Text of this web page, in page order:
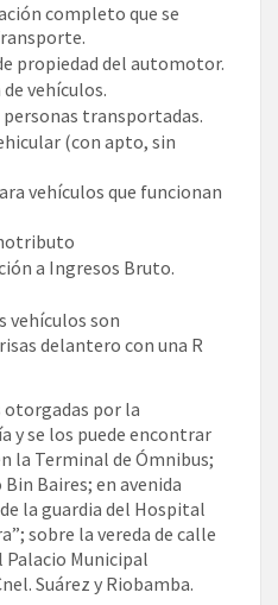
completo que se
propiedad del automotor.
vehículos.
transportadas.
(con apto, sin
vehículos que funcionan
a Ingresos Bruto.
vehículos son
delantero con una R
otorgadas por la
y se los puede encontrar
la Terminal de Ómnibus;
Baires; en avenida
la guardia del Hospital
sobre la vereda de calle
Palacio Municipal
Suárez y Riobamba.